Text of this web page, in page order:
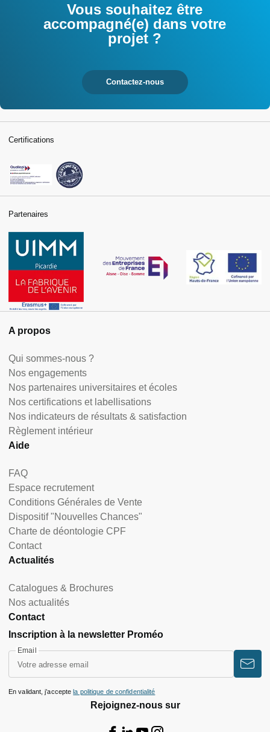
Vous souhaitez être
accompagné(e) dans votre
projet ?
Contactez-nous
A propos
Qui sommes-nous ?
Nos engagements
Nos partenaires universitaires et écoles
Nos certifications et labellisations
Nos indicateurs de résultats & satisfaction
Règlement intérieur
Aide
FAQ
Espace recrutement
Conditions Générales de Vente
Dispositif "Nouvelles Chances"
Charte de déontologie CPF
Contact
Actualités
Catalogues & Brochures
Nos actualités
Contact
Rejoignez-nous sur
Inscription à la newsletter Proméo
Email
En validant, j’accepte la politique de confidentialité
Certifications
Partenaires